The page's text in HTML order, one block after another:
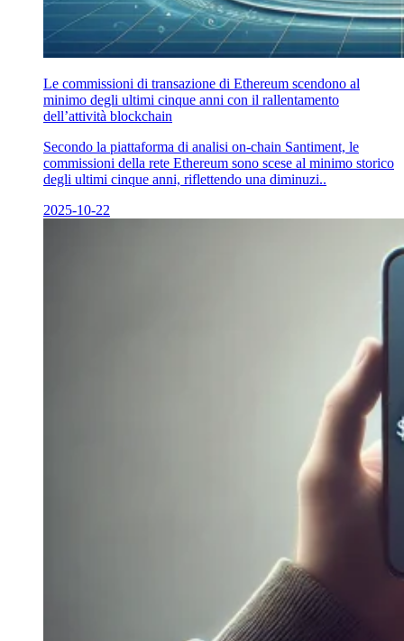
Le commissioni di transazione di Ethereum scendono al
minimo degli ultimi cinque anni con il rallentamento
dell’attività blockchain
Secondo la piattaforma di analisi on-chain Santiment, le
commissioni della rete Ethereum sono scese al minimo storico
degli ultimi cinque anni, riflettendo una diminuzi..
2025-10-22